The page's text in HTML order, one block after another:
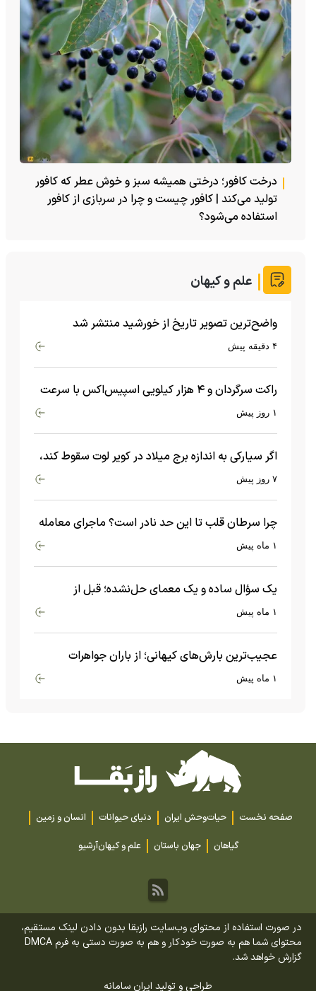
درخت کافور؛ درختی همیشه سبز و خوش عطر که کافور
تولید می‌کند | کافور چیست و چرا در سربازی از کافور
استفاده می‌شود؟
علم و کیهان
واضح‌ترین تصویر تاریخ از خورشید منتشر شد
۴ دقیقه پیش
راکت سرگردان و ۴ هزار کیلویی اسپیس‌اکس با سرعت
هشت هزار و ۶۹۰ کیلومتر در ساعت به ماه برخورد کرد۱ روز پیش
اگر سیارکی به اندازه برج میلاد در کویر لوت سقوط کند،
چه اتفاقی می‌افتد؟
۷ روز پیش
چرا سرطان قلب تا این حد نادر است؟ ماجرای معامله
عجیبی که در بدن اتفاق می‌افتد!۱ ماه پیش
یک سؤال ساده و یک معمای حل‌نشده؛ قبل از
بیگ‌بنگ و آغاز جهان چه چیزی وجود داشت؟۱ ماه پیش
عجیب‌ترین بارش‌های کیهانی؛ از باران جواهرات
گران‌قیمت تا بارش آهن و شیشه۱ ماه پیش
صفحه نخست حیات‌وحش ایران دنیای حیوانات
انسان و زمین
گیاهان
جهان باستان علم و کیهانآرشیو
در صورت استفاده از محتوای وب‌سایت رازبقا بدون دادن لینک مستقیم،
محتوای شما هم به صورت خودکار و هم به صورت دستی به فرم DMCA
گزارش خواهد شد.
طراحی و تولید ایران سامانه